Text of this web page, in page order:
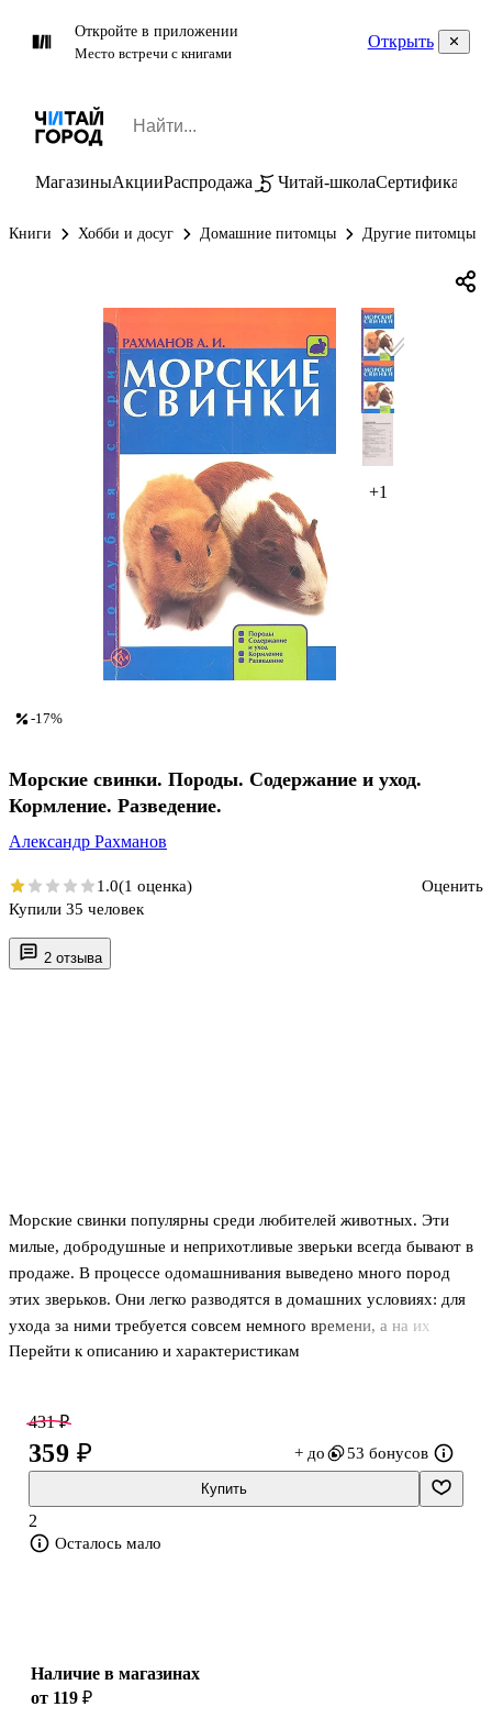
Откройте в приложении
Место встречи с книгами
Открыть
МагазиныАкцииРаспродажа Читай-школаСертификаты
Книги Хобби и досуг Домашние питомцы Другие питомцы
+1
2 отзыва
Морские свинки популярны среди любителей животных. Эти
милые, добродушные и неприхотливые зверьки всегда бывают в
продаже. В процессе одомашнивания выведено много пород
этих зверьков. Они легко разводятся в домашних условиях: для
ухода за ними требуется совсем немного времени, а на их
кормление расходуется очень мало средств.
клетке. Простое, доступное изложение делает эту книгу
понятной как взрослым, так и детям.
Она предназначена для всех тех, кто любит животных.
Перейти к описанию и характеристикам
-17%
Морские свинки. Породы. Содержание и уход.
Кормление. Разведение.
Александр Рахманов
1.0(1 оценка)
Оценить
Купили 35 человек
431 ₽
359 ₽ + до 53 бонусов
Купить
2
Осталось мало
Наличие в магазинах
от 119 ₽